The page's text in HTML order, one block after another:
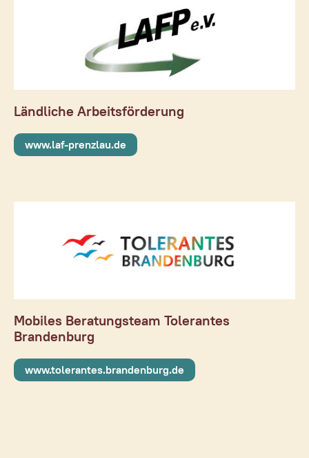
Ländliche Arbeitsförderung
www.laf-prenzlau.de
Mobiles Beratungsteam Tolerantes
Brandenburg
www.tolerantes.brandenburg.de